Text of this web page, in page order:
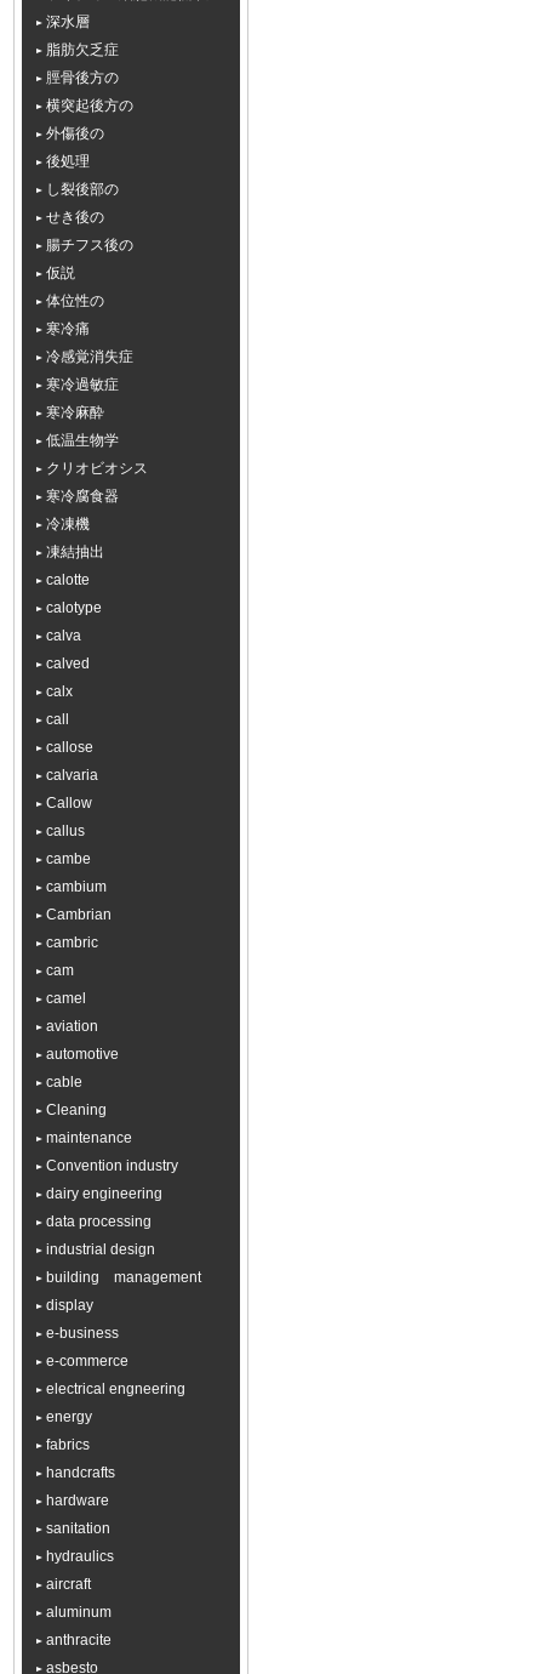
深水層
脂肪欠乏症
脛骨後方の
横突起後方の
外傷後の
後処理
し裂後部の
せき後の
腸チフス後の
仮説
体位性の
寒冷痛
冷感覚消失症
寒冷過敏症
寒冷麻酔
低温生物学
クリオビオシス
寒冷腐食器
冷凍機
凍結抽出
calotte
calotype
calva
calved
calx
call
callose
calvaria
Callow
callus
cambe
cambium
Cambrian
cambric
cam
camel
aviation
automotive
cable
Cleaning
maintenance
Convention industry
dairy engineering
data processing
industrial design
building management
display
e-business
e-commerce
electrical engneering
energy
fabrics
handcrafts
hardware
sanitation
hydraulics
aircraft
aluminum
anthracite
asbesto